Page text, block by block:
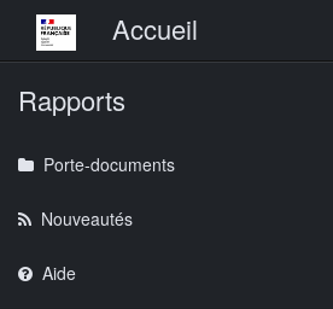
Menu principalAccueil
Rapports
Porte-documents
Nouveautés
Aide